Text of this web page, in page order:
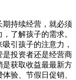
持续经营，就必须
了解孩子的需求。
引孩子的注意力，
是投资者还是经营商
是获取收益最最新方
验、节假日促销、